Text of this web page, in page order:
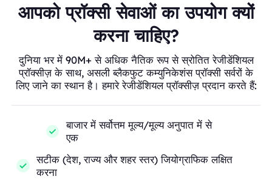
आपको प्रॉक्सी सेवाओं का उपयोग क्यों
करना चाहिए?
दुनिया भर में 90M+ से अधिक नैतिक रूप से स्रोतित रेजीडेंशियल
प्रॉक्सीज़ के साथ, असली ब्लैकफुट कम्युनिकेशंस प्रॉक्सी सर्वरों के
लिए जाने का स्थान है। हमारे रेजीडेंशियल प्रॉक्सीज़ प्रदान करते हैं:
बाजार में सर्वोत्तम मूल्य/मूल्य अनुपात में से
एक
सटीक (देश, राज्य और शहर स्तर) जियोग्राफिक लक्षित
करना